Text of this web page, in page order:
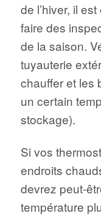
de l’hiver, il
faire des
de la saison.
tuyauterie
chauffer et les
un certain
stockage).
Si vos
endroits
devrez peut-
température